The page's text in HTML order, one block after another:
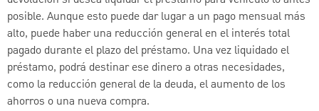
posible. Aunque esto puede dar lugar a un pago mensual más
alto, puede haber una reducción general en el interés total
pagado durante el plazo del préstamo. Una vez liquidado el
préstamo, podrá destinar ese dinero a otras necesidades,
como la reducción general de la deuda, el aumento de los
ahorros o una nueva compra.